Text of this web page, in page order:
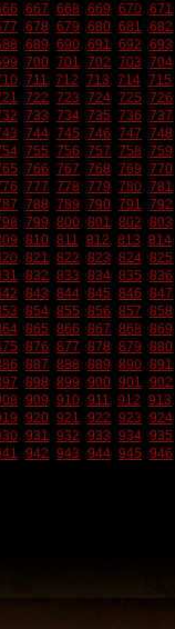
667 668 669 670 671
678 679 680 681 682
689 690 691 692 693
700 701 702 703 704
711 712 713 714 715
722 723 724 725 726
733 734 735 736 737
744 745 746 747 748
755 756 757 758 759
766 767 768 769 770
777 778 779 780 781
788 789 790 791 792
799 800 801 802 803
810 811 812 813 814
821 822 823 824 825
832 833 834 835 836
843 844 845 846 847
854 855 856 857 858
865 866 867 868 869
876 877 878 879 880
887 888 889 890 891
898 899 900 901 902
909 910 911 912 913
920 921 922 923 924
931 932 933 934 935
942 943 944 945 946